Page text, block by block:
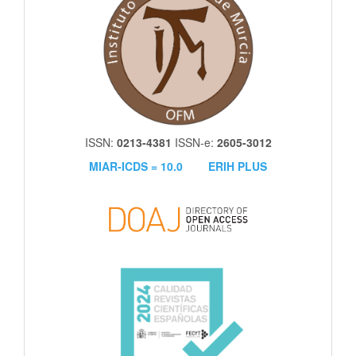
ISSN: 0213-4381 ISSN-e: 2605-3012
MIAR-ICDS = 10.0
ERIH PLUS